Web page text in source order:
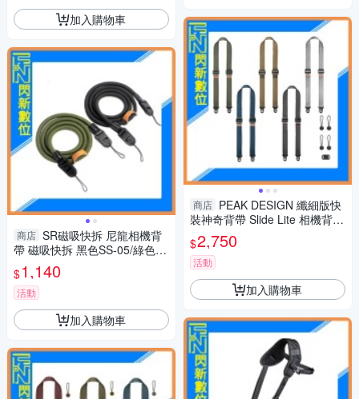
加入購物車
商店 SR磁吸快拆 尼龍相機背
帶 磁吸快拆 黑色SS-05/綠色S
S-06
$1,140
活動
加入購物車
商店 PEAK DESIGN 纖細版快
裝神奇背帶 Slide Lite 相機背帶
黑/灰/藍/綠/黃 (公司貨)
$2,750
活動
加入購物車